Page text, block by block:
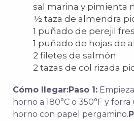
sal marina y pimienta
½ taza de almendra
1 puñado de perejil
1 puñado de hojas de
2 filetes de salmón
2 tazas de col rizada
Cómo llegar:Paso 1:
horno a 180°C o 350°F y
horno con papel pergamino.